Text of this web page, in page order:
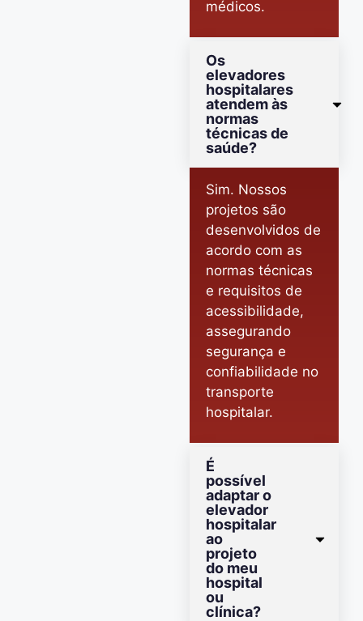
médicos.
Os
elevadores
hospitalares
atendem às
normas
técnicas de
saúde?
Sim. Nossos
projetos são
desenvolvidos de
acordo com as
normas técnicas
e requisitos de
acessibilidade,
assegurando
segurança e
confiabilidade no
transporte
hospitalar.
É
possível
adaptar o
elevador
hospitalar
ao
projeto
do meu
hospital
ou
clínica?